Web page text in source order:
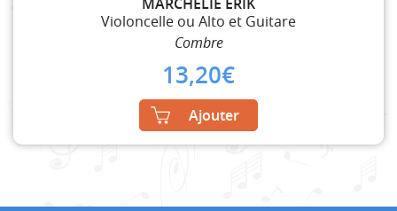
Violoncelle ou Alto et Guitare
Combre
13,20€
Ajouter